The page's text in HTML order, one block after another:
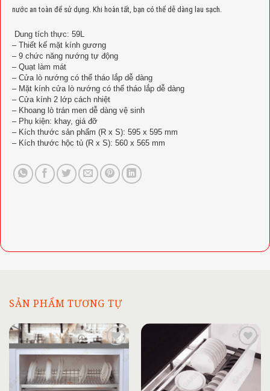
nước an toàn để sử dụng. Khi hoàn tất, bạn có thể dễ dàng lau sạch.
Dung tích thực: 59L
– Thiết kế mặt kính gương
– 9 chức năng nướng tự động
– Quạt làm mát
– Cửa lò nướng có thể tháo lắp dễ dàng
– Mặt kính cửa lò nướng có thể tháo lắp dễ dàng
– Cửa kính 2 lớp cách nhiệt
– Khoang lò trán men dễ dàng vệ sinh
– Phụ kiện: khay, giá đỡ
– Kích thước sản phẩm (R x S): 595 x 595 mm
– Kích thước hộc tủ (R x S): 560 x 565 mm
SẢN PHẨM TƯƠNG TỰ
Add to
wishlist
Add to
wishlist